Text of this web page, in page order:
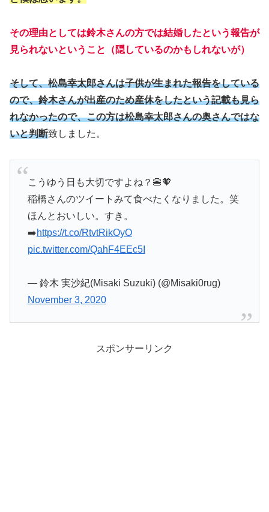
その理由としては鈴木さんの方では結婚したという報告が
見られないということ（隠しているのかもしれないが）
そして、松島幸太郎さんは子供が生まれた報告をしている
ので、鈴木さんが出産のため産休をしたという記載も見ら
れなかったので、この方は松島幸太郎さんの奥さんではな
いと判断致しました。
こうゆう日も大切ですよね？🍔🧡
稲橋さんのツイートみて食べたくなりました。笑
ほんとおいしい。すき。
➡️https://t.co/RtvtRikOyO
pic.twitter.com/QahF4EEc5I
— 鈴木 実沙紀(Misaki Suzuki) (@Misaki0rug)
November 3, 2020
スポンサーリンク